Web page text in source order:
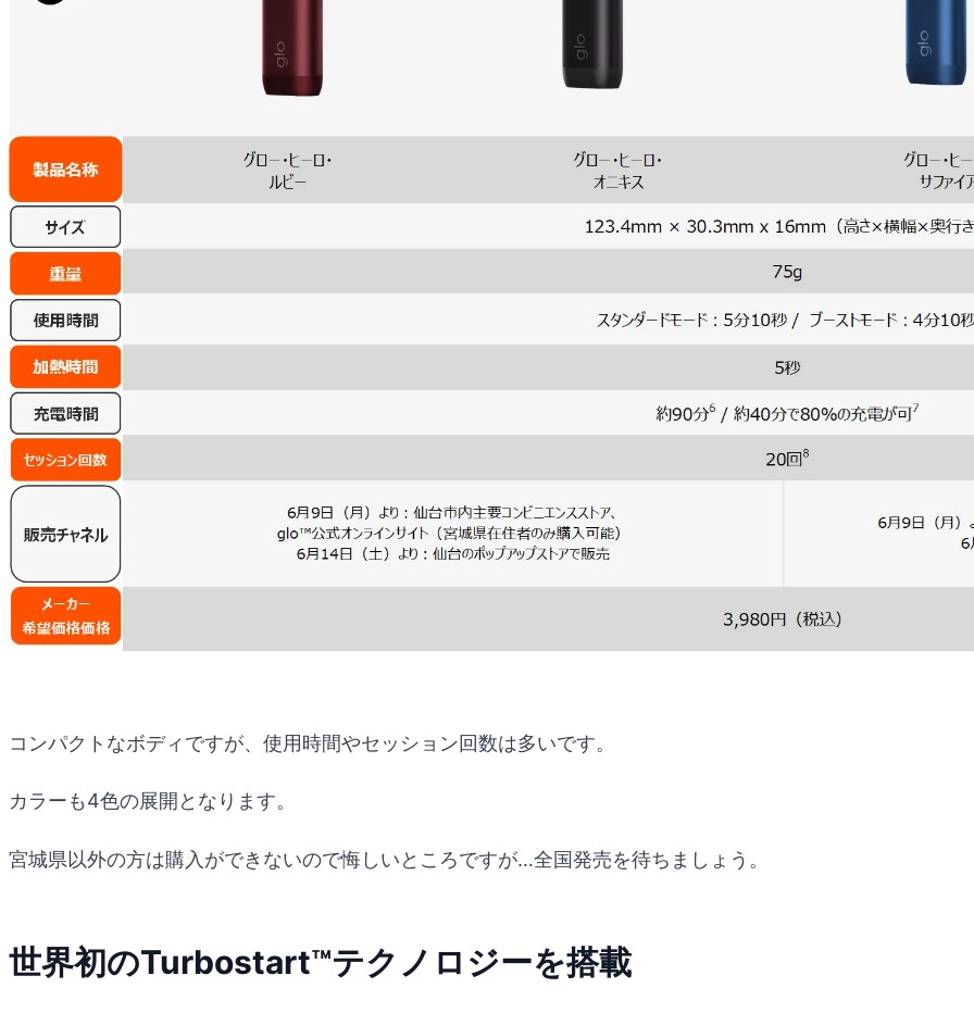
コンパクトなボディですが、使用時間やセッション回数は多いです。
カラーも4色の展開となります。
宮城県以外の方は購入ができないので悔しいところですが…全国発売を待ちましょう。
世界初のTurbostart™テクノロジーを搭載